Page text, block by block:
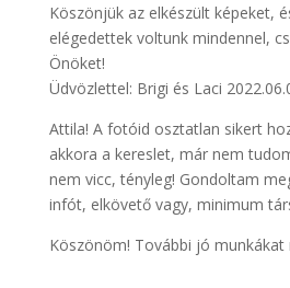
Köszönjük az elkészült képeket,
elégedettek voltunk mindennel,
Önöket!
Üdvözlettel: Brigi és Laci
Attila! A fotóid osztatlan sikert
akkora a kereslet, már nem
nem vicc, tényleg! Gondoltam
infót, elkövető vagy, minimum
Köszönöm! További jó munkákat